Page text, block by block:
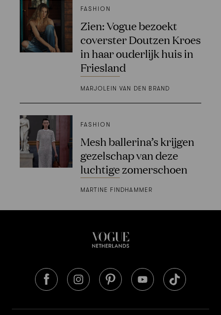
FASHION
Zien: Vogue bezoekt
coverster Doutzen Kroes
in haar ouderlijk huis in
Friesland
MARJOLEIN VAN DEN BRAND
FASHION
Mesh ballerina’s krijgen
gezelschap van deze
luchtige zomerschoen
MARTINE FINDHAMMER